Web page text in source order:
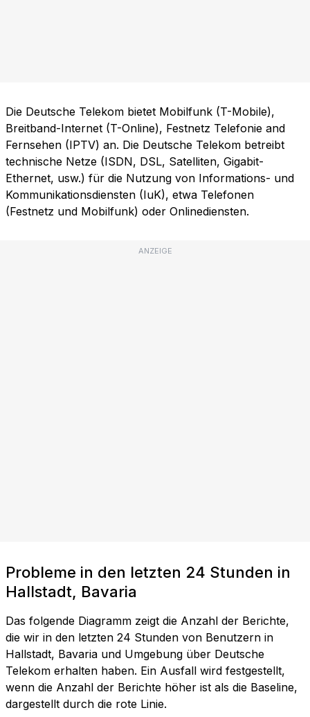
Die Deutsche Telekom bietet Mobilfunk (T-Mobile),
Breitband-Internet (T-Online), Festnetz Telefonie and
Fernsehen (IPTV) an. Die Deutsche Telekom betreibt
technische Netze (ISDN, DSL, Satelliten, Gigabit-
Ethernet, usw.) für die Nutzung von Informations- und
Kommunikationsdiensten (IuK), etwa Telefonen
(Festnetz und Mobilfunk) oder Onlinediensten.
ANZEIGE
Probleme in den letzten 24 Stunden in
Hallstadt, Bavaria
Das folgende Diagramm zeigt die Anzahl der Berichte,
die wir in den letzten 24 Stunden von Benutzern in
Hallstadt, Bavaria und Umgebung über Deutsche
Telekom erhalten haben. Ein Ausfall wird festgestellt,
wenn die Anzahl der Berichte höher ist als die Baseline,
dargestellt durch die rote Linie.